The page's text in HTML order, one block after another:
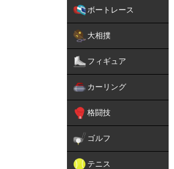
ボートレース
大相撲
フィギュア
カーリング
格闘技
ゴルフ
テニス